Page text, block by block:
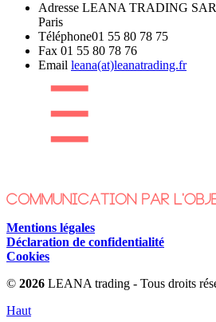
Adresse LEANA TRADING
Paris
Téléphone01 55 80 78 75
Fax 01 55 80 78 76
Email leana(at)leanatrading.fr
Mentions légales
Déclaration de confidentialité
Cookies
© 2026 LEANA trading - Tous droits
Haut